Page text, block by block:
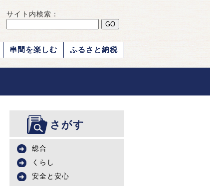
サイト内検索：
串間を楽しむ ふるさと納税
さがす
総合
くらし
安全と安心